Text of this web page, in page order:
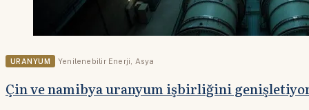
URANYUM Yenilenebilir Enerji Asya
Çin ve namibya uranyum işbirliğini